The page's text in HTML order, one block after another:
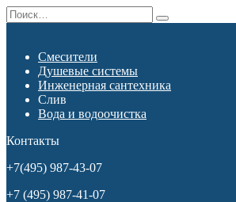
Перейти
к
Search
for:
Смесители
Душевые системы
Инженерная сантехника
Слив
Вода и водоочистка
Контакты
+7(495) 987-43-07
+7 (495) 987-41-07